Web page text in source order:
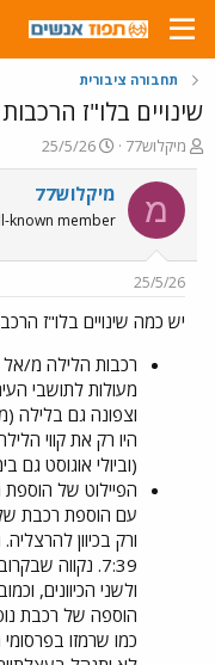
תחבורה ציבורית
שינויים בלו"ז הרכבות
פ
ו
ת
ח
ה
ו
ש
א
מיקלוש77
פ
ו
ר
ס
ם
ר
ך
25/5/26
מ מיקלוש77
known member
25/5/26
יש כמה שינויים בלו"ז
רכבות הלילה מ/אל
מעולות לתושבי
וצפונה גם בלילה
היו רק את קווי
(וביולי אוגוסט גם
הפיילוט של
עם הוספת רכבת
7:39. נקווה
ולשני הכיוונים,
הוספה של רכבת